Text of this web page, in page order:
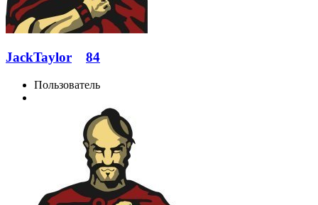
JackTaylor 84
Пользователь